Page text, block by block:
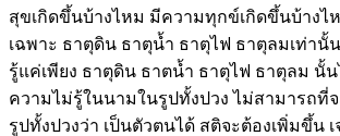
สุขเกิดขึ้นบ้างไหม มีความทุกข์เกิดขึ้นบ้างไ
เฉพาะ ธาตุดิน ธาตุน้ำ ธาตุไฟ ธาตุลมเท่านั้
รู้แค่เพียง ธาตุดิน ธาตน้ำ ธาตุไฟ ธาตุลม นั้
ความไม่รู้ในนามในรูปทั้งปวง ไม่สามารถที่
รูปทั้งปวงว่า เป็นตัวตนได้ สติจะต้องเพิ่มขึ้น